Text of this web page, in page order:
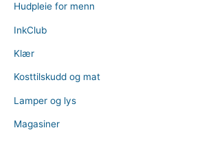
Hudpleie for menn
InkClub
Klær
Kosttilskudd og mat
Lamper og lys
Magasiner